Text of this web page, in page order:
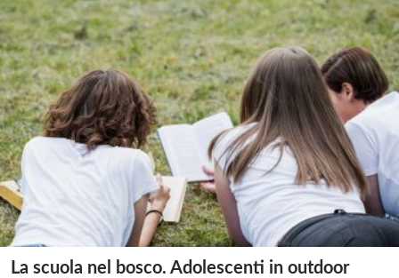
La scuola nel bosco. Adolescenti in outdoor